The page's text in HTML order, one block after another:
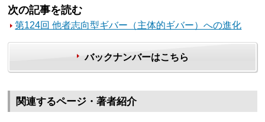
次の記事を読む
第124回 他者志向型ギバー（主体的ギバー）への進化
バックナンバーはこちら
関連するページ・著者紹介